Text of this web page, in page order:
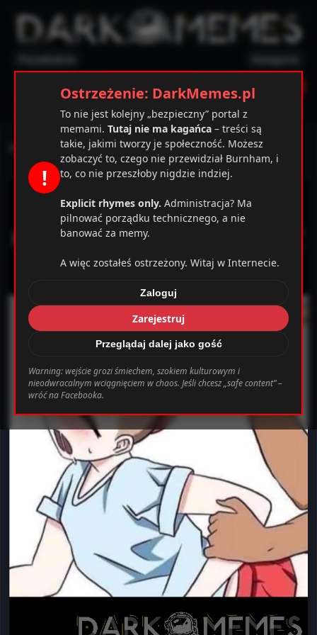
Ostrzeżenie Zarejestruj
163Warning
Ustawienia Wyloguj
!
Ostrzeżenie: DarkMemes.pl
To nie jest kolejny „bezpieczny” portal z
memami. Tutaj nie ma kagańca – treści są
takie, jakimi tworzy je społeczność. Możesz
zobaczyć to, czego nie przewidział Burnham, i
to, co nie przeszłoby nigdzie indziej.
Explicit rhymes only. Administracja? Ma
pilnować porządku technicznego, a nie
banować za memy.
A więc zostałeś ostrzeżony. Witaj w Internecie.
Zaloguj
Zarejestruj
Przeglądaj dalej jako gość
Warning: wejście grozi śmiechem, szokiem kulturowym i
nieodwracalnym wciągnięciem w chaos. Jeśli chcesz „safe content” –
wróć na Facebooka.